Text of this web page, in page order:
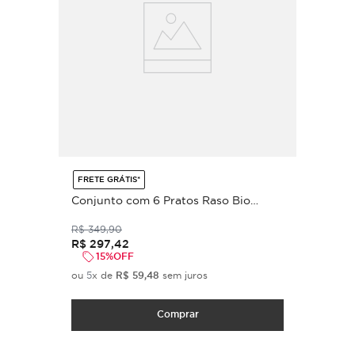
FRETE GRÁTIS*
Conjunto com 6 Pratos Raso Bio
R$ 349,90
R$ 297,42
15%OFF
ou 5x de R$ 59,48 sem juros
Comprar